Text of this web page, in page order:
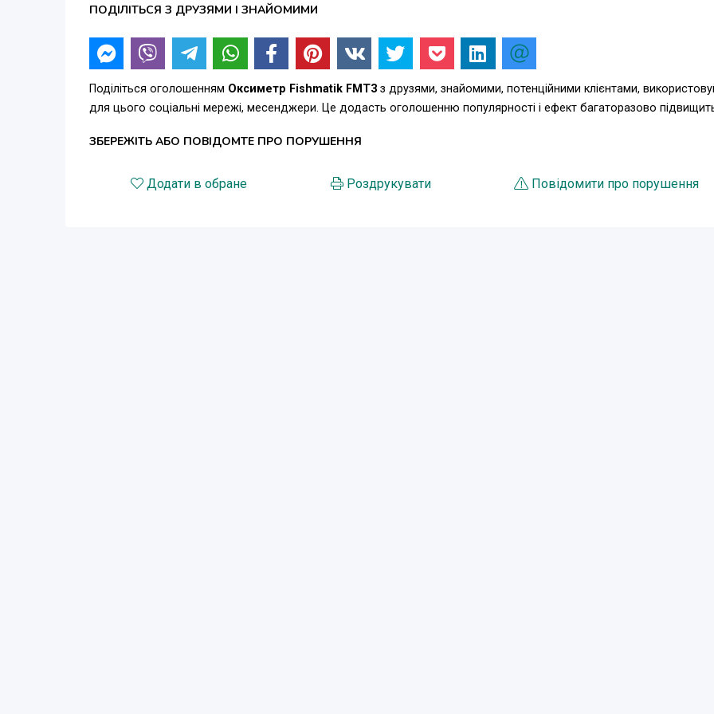
ПОДІЛІТЬСЯ З ДРУЗЯМИ І ЗНАЙОМИМИ
Поділіться оголошенням Оксиметр Fishmatik FMT3 з друзями, знайомими, потенційними клієнтами,
для цього соціальні мережі, месенджери. Це додасть оголошенню популярності і ефект багаторазово
ЗБЕРЕЖІТЬ АБО ПОВІДОМТЕ ПРО ПОРУШЕННЯ
Додати в обране Роздрукувати Повідомити про порушення